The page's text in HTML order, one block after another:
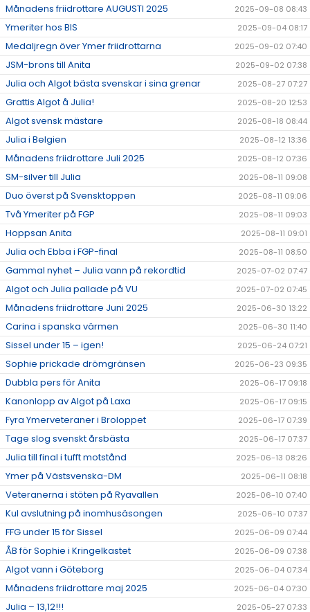
Månadens friidrottare AUGUSTI 2025 2025-09-08 08:43
Ymeriter hos BIS 2025-09-04 08:17
Medaljregn över Ymer friidrottarna 2025-09-02 07:40
JSM-brons till Anita 2025-09-02 07:38
Julia och Algot bästa svenskar i sina grenar 2025-08-27 07:27
Grattis Algot å Julia! 2025-08-20 12:53
Algot svensk mästare 2025-08-18 08:44
Julia i Belgien 2025-08-12 13:36
Månadens friidrottare Juli 2025 2025-08-12 07:36
SM-silver till Julia 2025-08-11 09:08
Duo överst på Svensktoppen 2025-08-11 09:06
Två Ymeriter på FGP 2025-08-11 09:03
Hoppsan Anita 2025-08-11 09:01
Julia och Ebba i FGP-final 2025-08-11 08:50
Gammal nyhet – Julia vann på rekordtid 2025-07-02 07:47
Algot och Julia pallade på VU 2025-07-02 07:45
Månadens friidrottare Juni 2025 2025-06-30 13:22
Carina i spanska värmen 2025-06-30 11:40
Sissel under 15 – igen! 2025-06-24 07:21
Sophie prickade drömgränsen 2025-06-23 09:35
Dubbla pers för Anita 2025-06-17 09:18
Kanonlopp av Algot på Laxa 2025-06-17 09:15
Fyra Ymerveteraner i Broloppet 2025-06-17 07:39
Tage slog svenskt årsbästa 2025-06-17 07:37
Julia till final i tufft motstånd 2025-06-13 08:26
Ymer på Västsvenska-DM 2025-06-11 08:18
Veteranerna i stöten på Ryavallen 2025-06-10 07:40
Kul avslutning på inomhusäsongen 2025-06-10 07:37
FFG under 15 för Sissel 2025-06-09 07:44
ÅB för Sophie i Kringelkastet 2025-06-09 07:38
Algot vann i Göteborg 2025-06-04 07:34
Månadens friidrottare maj 2025 2025-06-04 07:30
Julia – 13,12!!! 2025-05-27 07:33